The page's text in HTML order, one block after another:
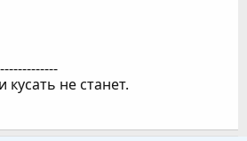
не станет.